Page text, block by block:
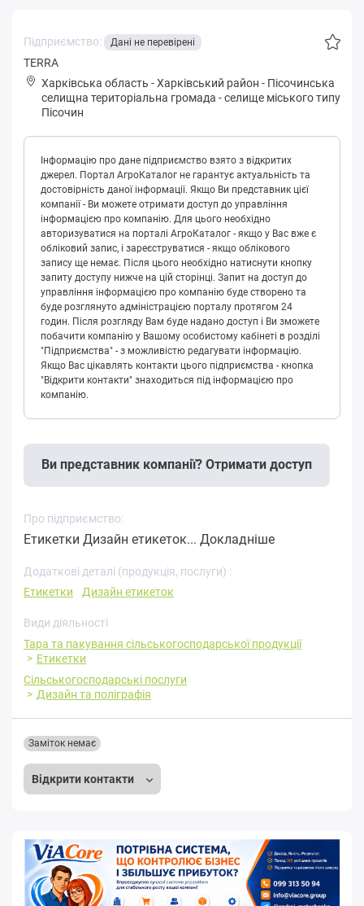
Підприємство: Дані не перевірені
TERRA
Харківська область -Харківський район - Пісoчинськa
селищна територіальна громада -селище міського типу
Пісочин
Інформацію про дане підприємство взято з відкритих
джерел. Портал АгроКаталог не гарантує актуальність та
достовірність даної інформації. Якщо Ви представник цієї
компанії - Ви можете отримати доступ до управління
інформацією про компанію. Для цього необхідно
авторизуватися на порталі АгроКаталог - якщо у Вас вже є
обліковий запис, і зареєструватися - якщо облікового
запису ще немає. Після цього необхідно натиснути кнопку
запиту доступу нижче на цій сторінці. Запит на доступ до
управління інформацією про компанію буде створено та
буде розглянуто адміністрацією порталу протягом 24
годин. Після розгляду Вам буде надано доступ і Ви зможете
побачити компанію у Вашому особистому кабінеті в розділі
"Підприємства" - з можливістю редагувати інформацію.
Якщо Вас цікавлять контакти цього підприємства - кнопка
"Відкрити контакти" знаходиться під інформацією про
компанію.
Ви представник компанії? Отримати доступ
Про підприємство:
Етикетки Дизайн етикеток... Докладніше
Додаткові деталі (продукція, послуги) :
Етикетки
Дизайн етикеток
Види діяльності
Тара та пакування сільськогосподарської продукції
Етикетки
Сільськогосподарські послуги
Дизайн та поліграфія
Відкрити контакти
Заміток немає